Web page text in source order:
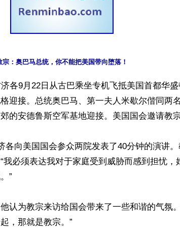
宗：奥巴马总统，你不能把美国带向堕落！
济各9月22日从古巴乘坐专机飞抵美国首都华
迎接。总统奥巴马、第一夫人米歇尔偕同两
的安德鲁斯空军基地迎接。美国国会邀请教宗
各向美国国会参众两院发表了40分钟的演讲
我必须表达我对于家庭受到威胁而感到担忧，
”
认为教宗来访给国会带来了一些和谐的气氛
，那就是教宗。”